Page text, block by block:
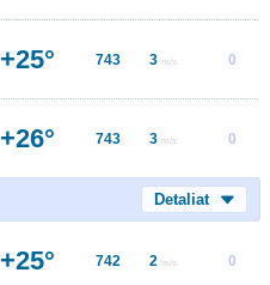
+25° 743 3 m/s 0
+26° 743 3 m/s 0
Detaliat
+25° 742 2 m/s 0